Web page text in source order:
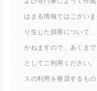
はまる情報ではござい
り生じた損害について
かねますので、あくま
としてご利用ください
スの利用を推奨するもの